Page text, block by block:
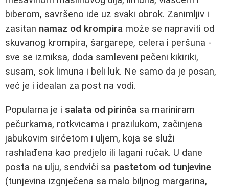
biberom, savršeno ide uz svaki obrok. Zanimljiv i
zasitan namaz od krompira može se napraviti od
skuvanog krompira, šargarepe, celera i peršuna -
sve se izmiksa, doda samleveni pečeni kikiriki,
susam, sok limuna i beli luk. Ne samo da je posan,
već je i idealan za post na vodi.
Popularna je i salata od pirinča sa mariniram
pečurkama, rotkvicama i prazilukom, začinjena
jabukovim sirćetom i uljem, koja se služi
rashlađena kao predjelo ili lagani ručak. U dane
posta na ulju, sendviči sa pastetom od tunjevine
(tunjevina izgnječena sa malo biljnog margarina,